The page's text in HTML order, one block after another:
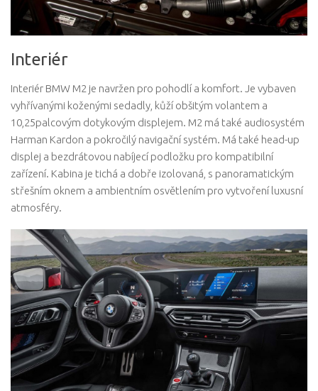
Interiér
Interiér BMW M2 je navržen pro pohodlí a komfort. Je vybaven
vyhřívanými koženými sedadly, kůží obšitým volantem a
10,25palcovým dotykovým displejem. M2 má také audiosystém
Harman Kardon a pokročilý navigační systém. Má také head-up
displej a bezdrátovou nabíjecí podložku pro kompatibilní
zařízení. Kabina je tichá a dobře izolovaná, s panoramatickým
střešním oknem a ambientním osvětlením pro vytvoření luxusní
atmosféry.